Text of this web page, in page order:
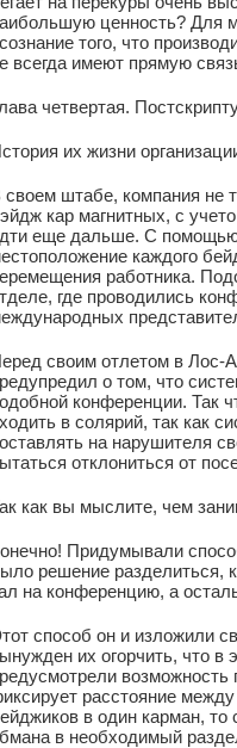
ценность? Для
того, что
всегда имеют прямую
четвертая.
их жизни
своем штабе, компания не
кар магнитных, с
еще дальше. С
каждого
работника.
где проводились
своим отлетом в Лос-
о том, что
конференции. Так
в солярий, так как
на нарушителя
отклониться от
как вы мыслите, чем
Придумывали
решение разделиться,
на конференцию, а
способ он и изложили
их огорчить, что в
возможность
расстояние
в один карман, то
в необходимый